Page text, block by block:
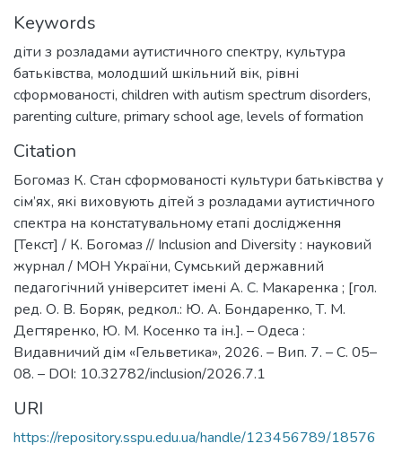
Keywords
діти з розладами аутистичного спектру, культура
батьківства, молодший шкільний вік, рівні
сформованості, children with autism spectrum disorders,
parenting culture, primary school age, levels of formation
Citation
Богомаз К. Стан сформованості культури батьківства у
сім’ях, які виховують дітей з розладами аутистичного
спектра на констатувальному етапі дослідження
[Текст] / К. Богомаз // Inclusion and Diversity : науковий
журнал / МОН України, Сумський державний
педагогічний університет імені А. С. Макаренка ; [гол.
ред. О. В. Боряк, редкол.: Ю. А. Бондаренко, Т. М.
Дегтяренко, Ю. М. Косенко та ін.]. – Одеса :
Видавничий дім «Гельветика», 2026. – Вип. 7. – С. 05–
08. – DOI: 10.32782/inclusion/2026.7.1
URI
https://repository.sspu.edu.ua/handle/123456789/18576